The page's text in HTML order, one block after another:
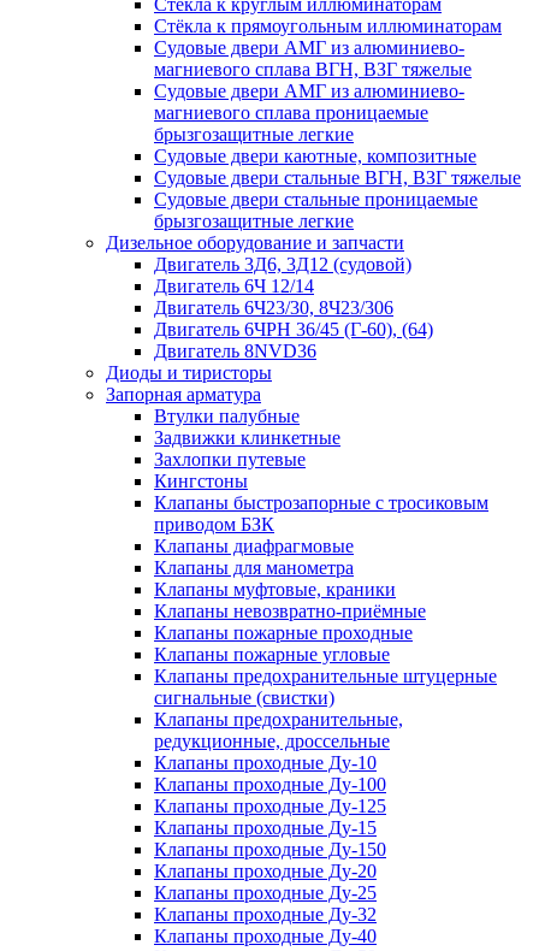
Стёкла к прямоугольным иллюминаторам
Судовые двери АМГ из алюминиево-
магниевого сплава ВГН, ВЗГ тяжелые
Судовые двери АМГ из алюминиево-
магниевого сплава проницаемые
брызгозащитные легкие
Судовые двери каютные, композитные
Судовые двери стальные ВГН, ВЗГ тяжелые
Судовые двери стальные проницаемые
брызгозащитные легкие
Дизельное оборудование и запчасти
Двигатель 3Д6, 3Д12 (судовой)
Двигатель 6Ч 12/14
Двигатель 6Ч23/30, 8Ч23/306
Двигатель 6ЧРН 36/45 (Г-60), (64)
Двигатель 8NVD36
Диоды и тиристоры
Запорная арматура
Втулки палубные
Задвижки клинкетные
Захлопки путевые
Кингстоны
Клапаны быстрозапорные с тросиковым
приводом БЗК
Клапаны диафрагмовые
Клапаны для манометра
Клапаны муфтовые, краники
Клапаны невозвратно-приёмные
Клапаны пожарные проходные
Клапаны пожарные угловые
Клапаны предохранительные штуцерные
сигнальные (свистки)
Клапаны предохранительные,
редукционные, дроссельные
Клапаны проходные Ду-10
Клапаны проходные Ду-100
Клапаны проходные Ду-125
Клапаны проходные Ду-15
Клапаны проходные Ду-150
Клапаны проходные Ду-20
Клапаны проходные Ду-25
Клапаны проходные Ду-32
Клапаны проходные Ду-40